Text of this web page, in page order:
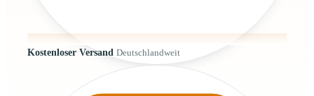
Kostenloser Versand Deutschlandweit